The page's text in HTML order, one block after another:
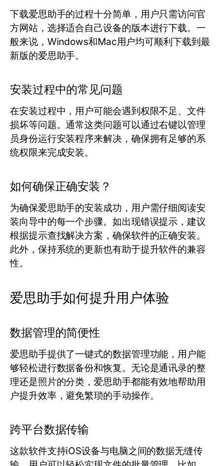
下载爱思助手的过程十分简单，用户只需访问官
方网站，选择适合自己设备的版本进行下载。一
般来说，Windows和Mac用户均可顺利下载到最
新版的爱思助手。
安装过程中的常见问题
在安装过程中，用户可能会遇到权限不足、文件
损坏等问题。通常这类问题可以通过右键以管理
员身份运行安装程序来解决，确保拥有足够的系
统权限来完成安装。
如何确保正确安装？
为确保爱思助手的安装成功，用户需仔细阅读安
装向导中的每一个步骤。如出现错误提示，建议
根据提示查找解决方案，确保软件的正确安装。
此外，保持系统的更新也有助于提升软件的兼容
性。
爱思助手如何提升用户体验
数据管理的简便性
爱思助手提供了一键式的数据管理功能，用户能
够轻松进行数据备份和恢复。无论是通讯录的整
理还是照片的分类，爱思助手都能有效地帮助用
户提升效率，避免繁琐的手动操作。
跨平台数据传输
这款软件支持iOS设备与电脑之间的数据无缝传